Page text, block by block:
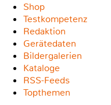
Shop
Testkompetenz
Redaktion
Gerätedaten
Bildergalerien
Kataloge
RSS-Feeds
Topthemen